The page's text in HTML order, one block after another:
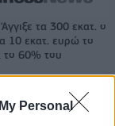
Personal
τα 300 εκατ. ο
10 εκατ. ευρώ το
το 60% του